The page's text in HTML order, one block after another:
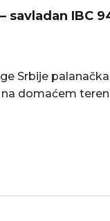
savladan IBC
Srbije palanačka
domaćem